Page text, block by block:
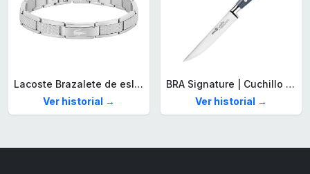
Lacoste Brazalete de eslabón para Hombre Colección STENCIL de Acero inoxidable
Ver historial →
BRA Signature | Cuchillo tomatero 120 mm, Acero Inoxidable alemán forjado con Molibdeno Vanadio, Mango Remachado ABS, Diseño Ergonómico, Hoja 1,6 mm espesor
Ver historial →